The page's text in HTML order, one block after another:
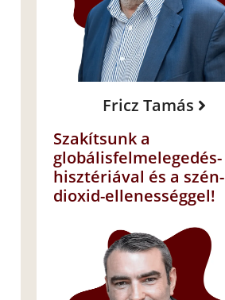
Fricz Tamás
Szakítsunk a
globálisfelmelegedés-
hisztériával és a szén-
dioxid-ellenességgel!